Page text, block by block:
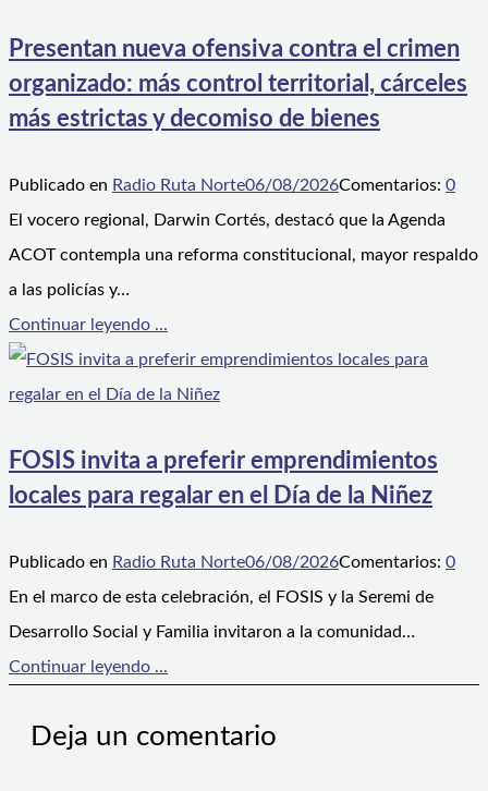
Presentan nueva ofensiva contra el crimen
organizado: más control territorial, cárceles
más estrictas y decomiso de bienes
Publicado en Radio Ruta Norte06/08/2026Comentarios: 0
El vocero regional, Darwin Cortés, destacó que la Agenda
ACOT contempla una reforma constitucional, mayor respaldo
a las policías y…
Continuar leyendo ...
FOSIS invita a preferir emprendimientos
locales para regalar en el Día de la Niñez
Publicado en Radio Ruta Norte06/08/2026Comentarios: 0
En el marco de esta celebración, el FOSIS y la Seremi de
Desarrollo Social y Familia invitaron a la comunidad…
Continuar leyendo ...
Deja un comentario